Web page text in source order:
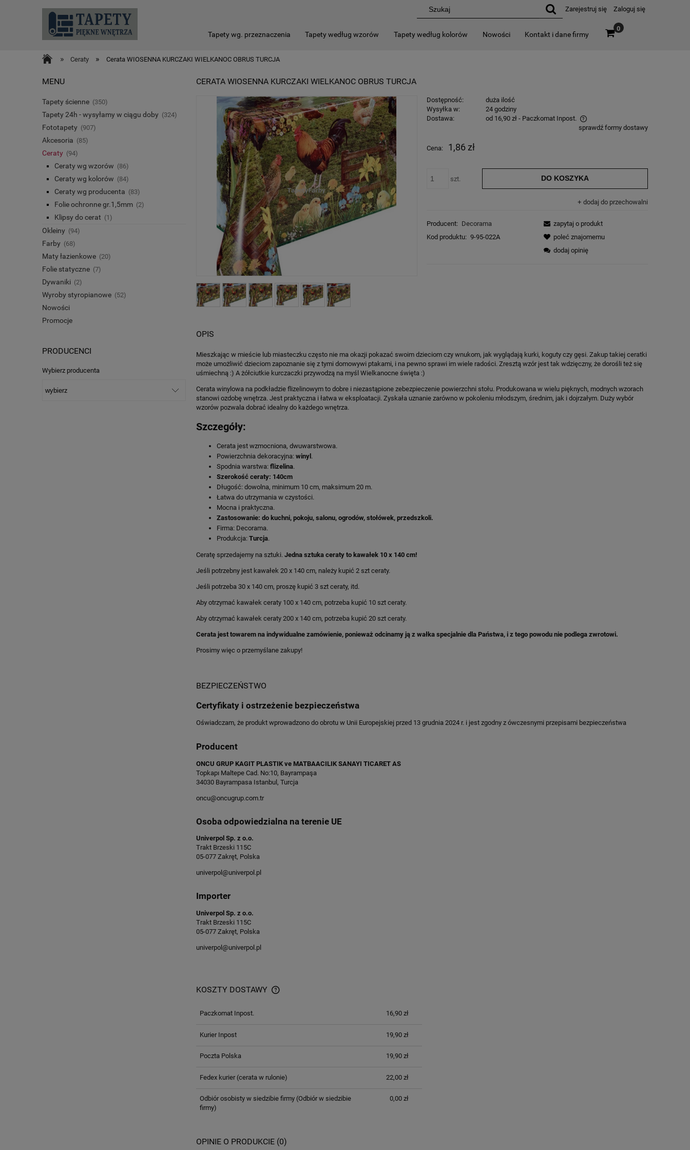
Zarejestruj się Zaloguj się
Tapety wg. przeznaczenia Tapety według wzorów Tapety według kolorów Nowości Kontakt i dane firmy
0
» Ceraty » Cerata WIOSENNA KURCZAKI WIELKANOC OBRUS TURCJA
MENU
Tapety ścienne (350)
Tapety 24h - wysyłamy w ciągu doby (324)
Fototapety (907)
Akcesoria (85)
Ceraty (94)
Ceraty wg wzorów (86)
Ceraty wg kolorów (84)
Ceraty wg producenta (83)
Folie ochronne gr.1,5mm (2)
Klipsy do cerat (1)
Okleiny (94)
Farby (68)
Maty łazienkowe (20)
Folie statyczne (7)
Dywaniki (2)
Wyroby styropianowe (52)
Nowości
Promocje
PRODUCENCI
Wybierz producenta
CERATA WIOSENNA KURCZAKI WIELKANOC OBRUS TURCJA
Dostępność:
duża ilość
Wysyłka w:
24 godziny
Dostawa:
od 16,90 zł - Paczkomat Inpost.
sprawdź formy dostawy
Cena: 1,86 zł
szt. DO KOSZYKA
dodaj do przechowalni
Producent: Decorama
Kod produktu: 9-95-022A
zapytaj o produkt
poleć znajomemu
dodaj opinię
OPIS
Mieszkając w mieście lub miasteczku często nie ma okazji pokazać swoim dzieciom czy wnukom, jak wyglądają kurki, koguty czy gęsi. Zakup takiej ceratki
może umożliwić dzieciom zapoznanie się z tymi domowywi ptakami, i na pewno sprawi im wiele radości. Zresztą wzór jest tak wdzięczny, że dorośli też się
uśmiechną :) A żółciutkie kurczaczki przywodzą na myśl Wielkanocne święta :)
Cerata winylowa na podkładzie flizelinowym to dobre i niezastąpione zebezpieczenie powierzchni stołu. Produkowana w wielu pięknych, modnych wzorach
stanowi ozdobę wnętrza. Jest praktyczna i łatwa w eksploatacji. Zyskała uznanie zarówno w pokoleniu młodszym, średnim, jak i dojrzałym. Duży wybór
wzorów pozwala dobrać idealny do każdego wnętrza.
Szczegóły:
Cerata jest wzmocniona, dwuwarstwowa.
Powierzchnia dekoracyjna: winyl .
Spodnia warstwa: flizelina.
Szerokość ceraty: 140cm
Długość: dowolna, minimum 10 cm, maksimum 20 m.
Łatwa do utrzymania w czystości.
Mocna i praktyczna.
Zastosowanie: do kuchni, pokoju, salonu, ogrodów, stołówek, przedszkoli.
Firma: Decorama.
Produkcja: Turcja.
Ceratę sprzedajemy na sztuki. Jedna sztuka ceraty to kawałek 10 x 140 cm!
Jeśli potrzebny jest kawałek 20 x 140 cm, należy kupić 2 szt ceraty.
Jeśli potrzeba 30 x 140 cm, proszę kupić 3 szt ceraty, itd.
Aby otrzymać kawałek ceraty 100 x 140 cm, potrzeba kupić 10 szt ceraty.
Aby otrzymać kawałek ceraty 200 x 140 cm, potrzeba kupić 20 szt ceraty.
Cerata jest towarem na indywidualne zamówienie, ponieważ odcinamy ją z wałka specjalnie dla Państwa, i z tego powodu nie podlega zwrotowi.
Prosimy więc o przemyślane zakupy!
BEZPIECZEŃSTWO
Certyfikaty i ostrzeżenie bezpieczeństwa
Oświadczam, że produkt wprowadzono do obrotu w Unii Europejskiej przed 13 grudnia 2024 r. i jest zgodny z ówczesnymi przepisami bezpieczeństwa
Producent
ONCU GRUP KAGIT PLASTIK ve MATBAACILIK SANAYI TICARET AS
Topkapı Maltepe Cad. No:10, Bayrampaşa
34030 Bayrampasa Istanbul, Turcja
oncu@oncugrup.com.tr
Osoba odpowiedzialna na terenie UE
Univerpol Sp. z o.o.
Trakt Brzeski 115C
05-077 Zakręt, Polska
univerpol@univerpol.pl
Importer
Univerpol Sp. z o.o.
Trakt Brzeski 115C
05-077 Zakręt, Polska
univerpol@univerpol.pl
KOSZTY DOSTAWY
Paczkomat Inpost. 16,90 zł
Kurier Inpost 19,90 zł
Poczta Polska 19,90 zł
Fedex kurier(cerata w rulonie) 22,00 zł
Odbiór osobisty w siedzibie firmy(Odbiór w siedzibie
firmy)
0,00 zł
OPINIE O PRODUKCIE (0)